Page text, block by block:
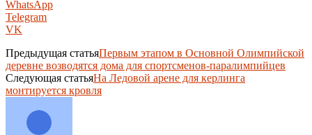
WhatsApp
Telegram
VK
Предыдущая статьяПервым этапом в Основной Олимпийской
деревне возводятся дома для спортсменов-паралимпийцев
Следующая статьяНа Ледовой арене для керлинга
монтируется кровля